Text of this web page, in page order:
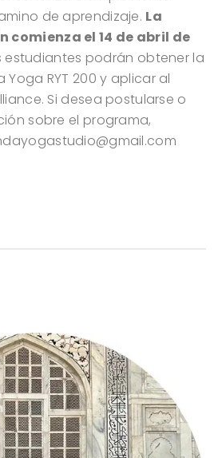
de aprendizaje. La
comienza el 14 de abril de
estudiantes podrán obtener la
RYT 200 y aplicar al
Si desea postularse o
sobre el programa,